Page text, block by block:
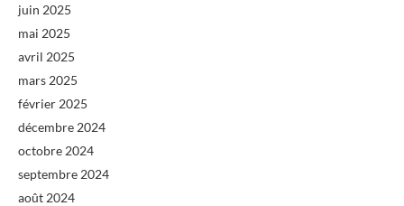
juin 2025
mai 2025
avril 2025
mars 2025
février 2025
décembre 2024
octobre 2024
septembre 2024
août 2024